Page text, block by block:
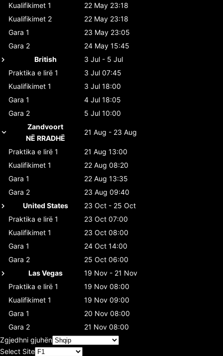
Kualifikimet 1
22 May 23:18
Kualifikimet 2
22 May 23:18
Gara 1
23 May 23:05
Gara 2
24 May 15:45
British
3 Jul - 5 Jul
Praktika e lirë 1
3 Jul 07:45
Kualifikimet 1
3 Jul 18:00
Gara 1
4 Jul 18:05
Gara 2
5 Jul 10:00
Zandvoort
NË RRADHË
21 Aug - 23 Aug
Praktika e lirë 1
21 Aug 13:00
Kualifikimet 1
22 Aug 08:20
Gara 1
22 Aug 13:35
Gara 2
23 Aug 09:40
United States
23 Oct - 25 Oct
Praktika e lirë 1
23 Oct 07:00
Kualifikimet 1
23 Oct 08:00
Gara 1
24 Oct 14:00
Gara 2
25 Oct 06:00
Las Vegas
19 Nov - 21 Nov
Praktika e lirë 1
19 Nov 08:00
Kualifikimet 1
19 Nov 09:00
Gara 1
20 Nov 08:00
Gara 2
21 Nov 08:00
Zgjedhni gjuhën
Select Site